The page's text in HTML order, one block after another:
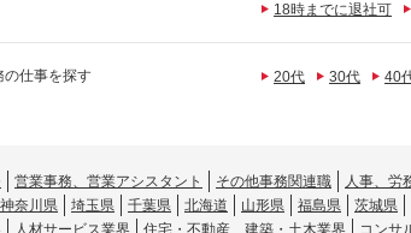
18時までに退社可
の仕事を探す 20代 30代 40
営業事務、営業アシスタント その他事務関連職 人事、労
神奈川県 埼玉県 千葉県 北海道 山形県 福島県 茨城県
人材サービス業界 住宅・不動産、建築・土木業界 コンサ